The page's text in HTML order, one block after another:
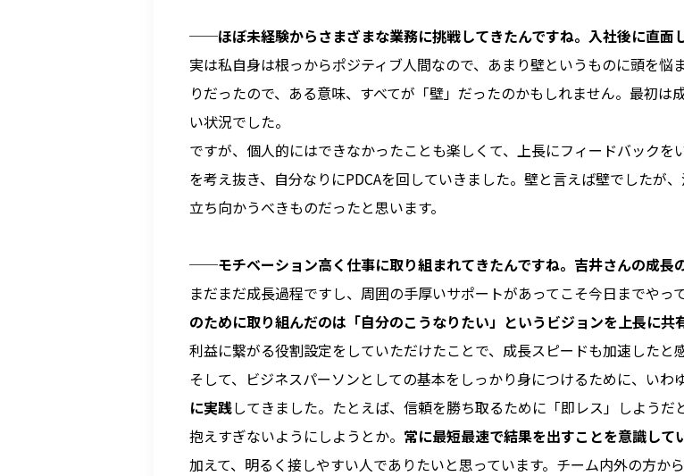
──ほぼ未経験からさまざまな業務に挑戦してきたんですね。入社後に直面
実は私自身は根っからポジティブ人間なので、あまり壁というものに頭を
りだったので、ある意味、すべてが「壁」だったのかもしれません。最初
い状況でした。
ですが、個人的にはできなかったことも楽しくて、上長にフィードバックを
を考え抜き、自分なりにPDCAを回していきました。壁と言えば壁でしたが
立ち向かうべきものだったと思います。
──モチベーション高く仕事に取り組まれてきたんですね。吉井さんの成長
まだまだ成長過程ですし、周囲の手厚いサポートがあってこそ今日までやっ
のために取り組んだのは「自分のこうなりたい」というビジョンを上長に共
利益に繋がる役割設定をしていただけたことで、成長スピードも加速したと
そして、ビジネスパーソンとしての基本をしっかり身につけるために、いわ
に実践してきました。たとえば、信頼を勝ち取るために「即レス」しよう
抱えすぎないようにしようとか。 常に最短最速で結果を出すことを意識して
加えて、明るく接しやすい人でありたいと思っています。チーム内外の方か